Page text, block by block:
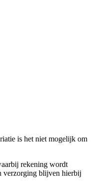
is het niet mogelijk om
rekening wordt
verzorging blijven hierbij